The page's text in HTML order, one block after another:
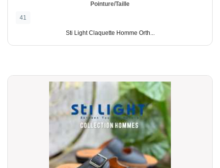
Pointure/Taille
41
Sti Light Claquette Homme Orth...